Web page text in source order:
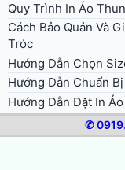
✆
Quy Trình In Áo
Cách Bảo Quản Và
Tróc
Hướng Dẫn Chọn
Hướng Dẫn Chuẩn
Hướng Dẫn Đặt In
Mới)
Mực In Áo Thun: